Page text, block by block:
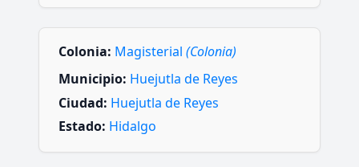
Colonia: Magisterial (Colonia)
Municipio: Huejutla de Reyes
Ciudad: Huejutla de Reyes
Estado: Hidalgo